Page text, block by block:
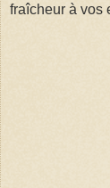
fraîcheur à vos